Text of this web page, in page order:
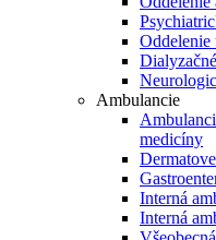
Oddelenie
Ambulancie
medicíny
Interná
Interná